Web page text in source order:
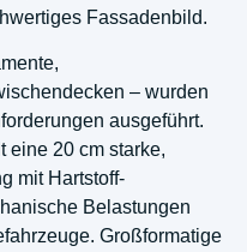
Fassadenbild.
– wurden
ausgeführt.
eine 20 cm starke,
mit Hartstoff-
Belastungen
Großformatige